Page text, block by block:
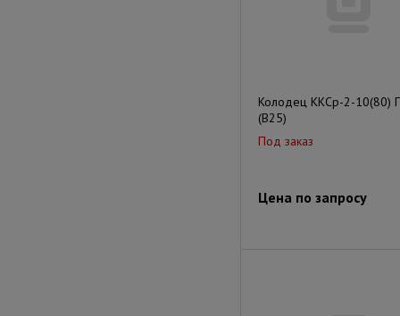
Колодец ККСр-2-10(80)
(B25)
Под заказ
Цена по запросу